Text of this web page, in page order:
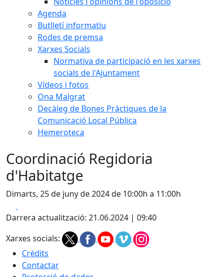
Agenda
Butlletí informatiu
Rodes de premsa
Xarxes Socials
Normativa de participació en les xarxes
socials de l'Ajuntament
Vídeos i fotos
Ona Malgrat
Decàleg de Bones Pràctiques de la
Comunicació Local Pública
Hemeroteca
Coordinació Regidoria
d'Habitatge
Dimarts, 25 de juny de 2024 de 10:00h a 11:00h
Darrera actualització: 21.06.2024 | 09:40
Xarxes socials:
Crèdits
Contactar